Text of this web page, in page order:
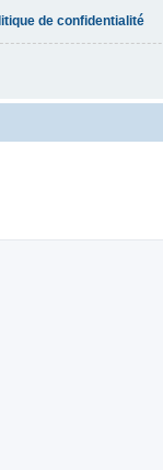
de confidentialité